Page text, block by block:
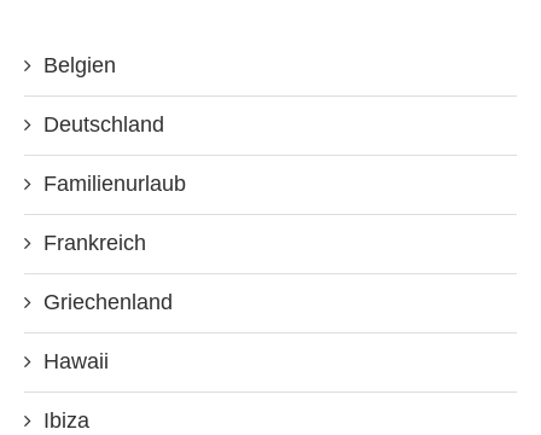
Belgien
Deutschland
Familienurlaub
Frankreich
Griechenland
Hawaii
Ibiza